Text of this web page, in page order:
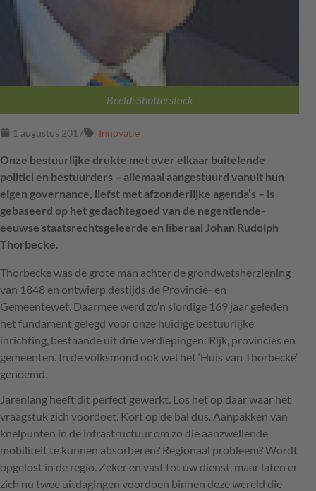
Beeld: Shutterstock
1 augustus 2017 Innovatie
Onze bestuurlijke drukte met over elkaar buitelende
politici en bestuurders – allemaal aangestuurd vanuit hun
eigen governance, liefst met afzonderlijke agenda’s – is
gebaseerd op het gedachtegoed van de negentiende-
eeuwse staatsrechtsgeleerde en liberaal Johan Rudolph
Thorbecke.
Thorbecke was de grote man achter de grondwetsherziening
van 1848 en ontwierp destijds de Provincie- en
Gemeentewet. Daarmee werd zo’n slordige 169 jaar geleden
het fundament gelegd voor onze huidige bestuurlijke
inrichting, bestaande uit drie verdiepingen: Rijk, provincies en
gemeenten. In de volksmond ook wel het ‘Huis van Thorbecke’
genoemd.
Jarenlang heeft dit perfect gewerkt. Los het op daar waar het
vraagstuk zich voordoet. Kort op de bal dus. Aanpakken van
knelpunten in de infrastructuur om zo die aanzwellende
mobiliteit te kunnen absorberen? Regionaal probleem? Wordt
opgelost in de regio. Zeker en vast tot uw dienst, maar laten er
zich nu twee uitdagingen voordoen binnen deze wereld die